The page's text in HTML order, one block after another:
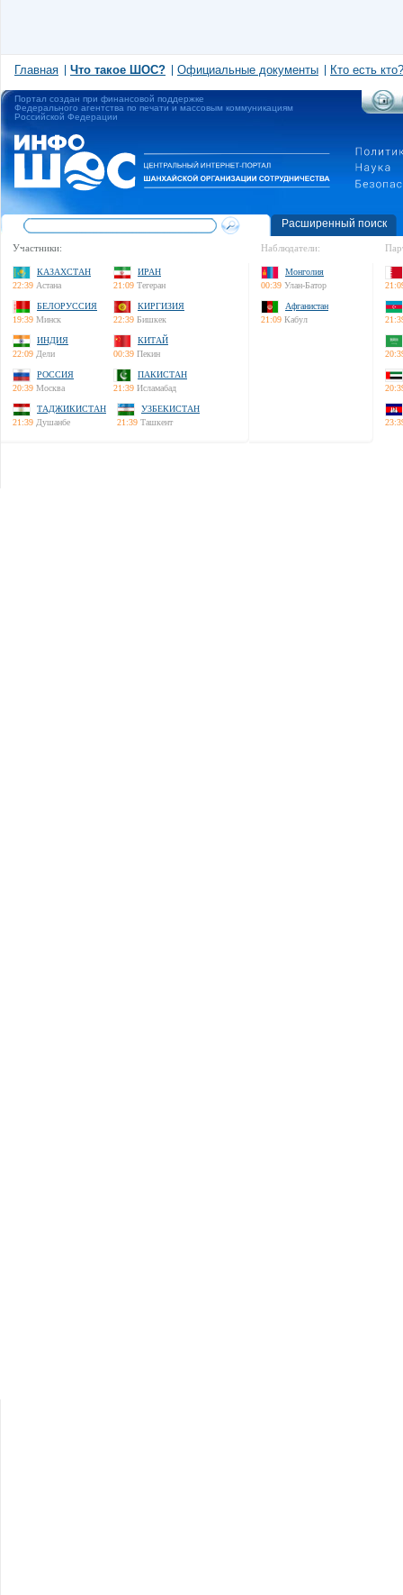
Главная Что такое ШОС? Официальные документы Кто есть кто?
Портал создан при финансовой поддержке
Федерального агентства по печати и массовым коммуникациям
Российской Федерации
Расширенный поиск
Участники:
КАЗАХСТАН
22:39 Астана
ИРАН
21:09 Тегеран
БЕЛОРУССИЯ
19:39 Минск
КИРГИЗИЯ
22:39 Бишкек
ИНДИЯ
22:09 Дели
КИТАЙ
00:39 Пекин
РОССИЯ
20:39 Москва
ПАКИСТАН
21:39 Исламабад
ТАДЖИКИСТАН
21:39 Душанбе
УЗБЕКИСТАН
21:39 Ташкент
Наблюдатели:
Монголия
00:39 Улан-Батор
Афганистан
21:09 Кабул